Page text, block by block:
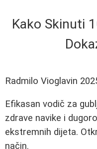
Kako Skinuti
Radmilo Vioglavin
Efikasan vodič za
zdrave navike i
ekstremnih dijeta.
način.